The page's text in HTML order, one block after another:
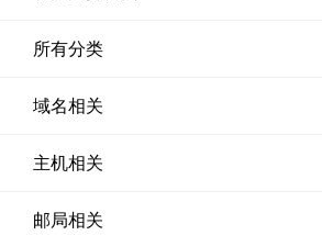
所有分类
域名相关
主机相关
邮局相关